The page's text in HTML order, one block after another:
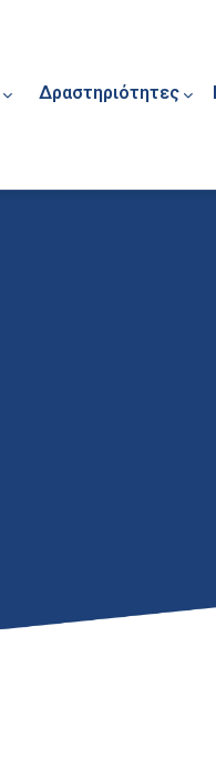
Δραστηριότητες